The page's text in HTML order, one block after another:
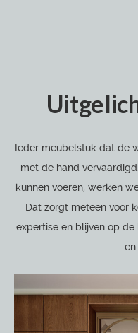
Ieder meubelstuk dat de
met de hand
kunnen voeren, werken
Dat zorgt meteen voor
expertise en blijven op
en